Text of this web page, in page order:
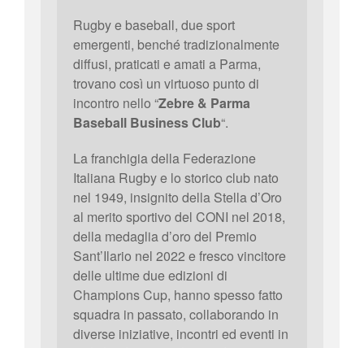
Rugby e baseball, due sport
emergenti, benché tradizionalmente
diffusi, praticati e amati a Parma,
trovano così un virtuoso punto di
incontro nello “Zebre & Parma
Baseball Business Club“.
La franchigia della Federazione
Italiana Rugby e lo storico club nato
nel 1949, insignito della Stella d’Oro
al merito sportivo del CONI nel 2018,
della medaglia d’oro del Premio
Sant’Ilario nel 2022 e fresco vincitore
delle ultime due edizioni di
Champions Cup, hanno spesso fatto
squadra in passato, collaborando in
diverse iniziative, incontri ed eventi in